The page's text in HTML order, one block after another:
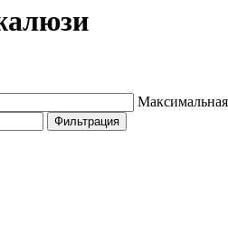
Максимальная
Фильтрация